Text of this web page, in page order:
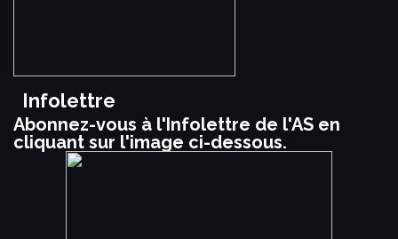
Infolettre
Abonnez-vous à l'Infolettre de l'AS en
cliquant sur l'image ci-dessous.